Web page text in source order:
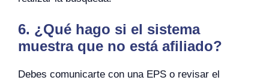
6. ¿Qué hago si el sistema
muestra que no está afiliado?
Debes comunicarte con una EPS o revisar el